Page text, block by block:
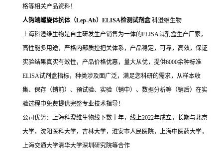
格等相关产品资料！
人钩端螺旋体抗体（Lep-Ab）ELISA检测试剂盒 科澄维生物
上海科澄维生物是自主研发生产销售为一体的ELISA试剂盒生产厂家，
高性能多用途，严格内部质控把关体系，产品稳定，可靠，高效，保证
实验结果真实有效性，产品价格优惠，量大从优，提供6000余种标准
ELISA试剂盒指标，种类涉及面广泛，满足您科研的需求，从样本收
集、保存（销前）、预试验、实验（销中）、数据分析等（销后）在实
验过程中免费提供完整专业技术指导！
公司优势：上海科澄维生物线下数十年，线上2022年成立，长期与北京
大学，沈阳医科大学，吉林大学，淮安市人民医院，上海中医药大学，
上海交通大学清华大学深圳研究院等合作